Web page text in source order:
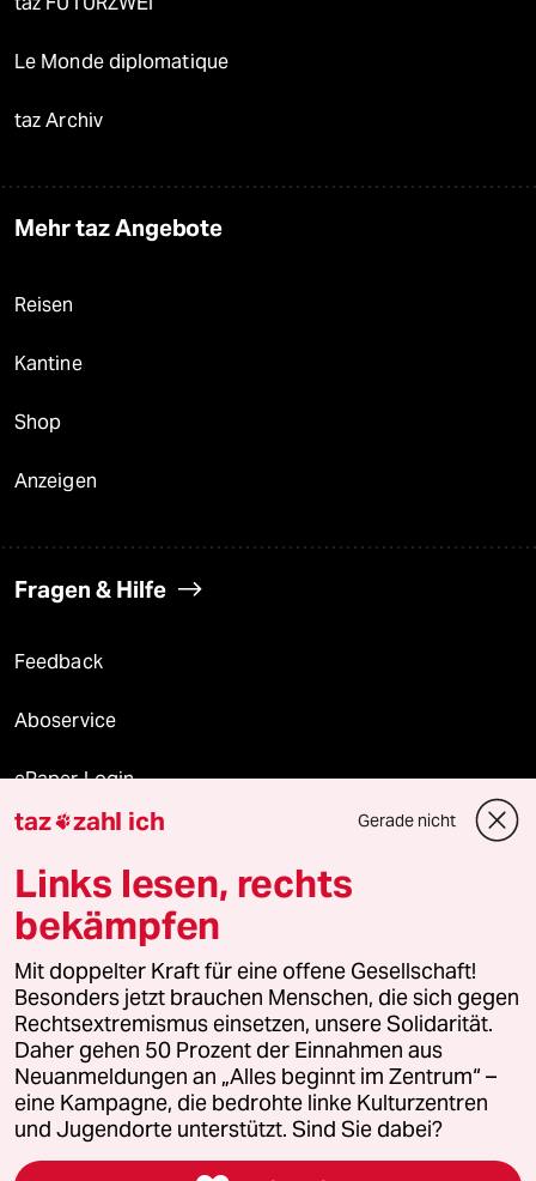
Le Monde diplomatique
taz Archiv
Mehr taz Angebote
Reisen
Kantine
Shop
Anzeigen
Fragen & Hilfe
Feedback
Aboservice
ePaper Login
Downloads für Abonnierende
© 2026 taz Verlags und Vertriebs GmbH
Alle Rechte vorbehalten. Bei rechtlichen Fragen oder für Genehmigungen
wenden Sie sich bitte an lizenzen@taz.de
Feedback Redaktionsstatut Kommune-Richtlinien
Leitlinie Informant Datenschutz Impressum AGB
taz zahl ich Gerade nicht
Links lesen, rechts
bekämpfen
Mit doppelter Kraft für eine offene Gesellschaft!
Besonders jetzt brauchen Menschen, die sich gegen
Rechtsextremismus einsetzen, unsere Solidarität.
Daher gehen 50 Prozent der Einnahmen aus
Neuanmeldungen an „Alles beginnt im Zentrum“ –
eine Kampagne, die bedrohte linke Kulturzentren
und Jugendorte unterstützt. Sind Sie dabei?